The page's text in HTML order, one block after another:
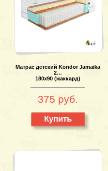
Матрас детский Kondor Jamaika
2…
180х90 (жаккард)
375 руб.
Купить